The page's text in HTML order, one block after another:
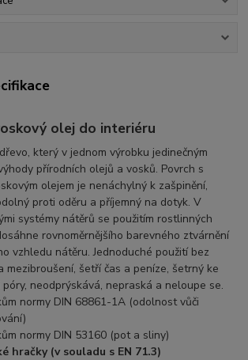
olej do interiéru
který v jednom výrobku jedinečným
přírodních olejů a vosků. Povrch s
olejem je nenáchylný k zašpinění,
proti oděru a příjemný na dotyk. V
systémy nátěrů se použitím rostlinných
rovnoměrnějšího barevného ztvárnění
vzhledu nátěru. Jednoduché použití bez
mezibroušení, šetří čas a peníze, šetrný ke
neodprýskává, nepraská a neloupe se.
normy DIN 68861-1A (odolnost vůči
normy DIN 53160 (pot a sliny)
hračky (v souladu s EN 71.3)